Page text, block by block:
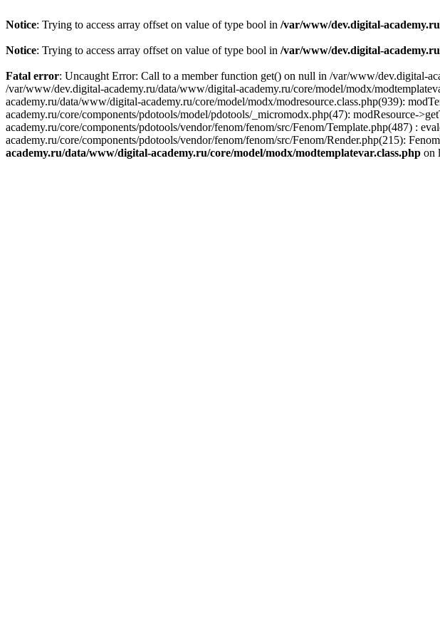
Notice: Trying to access array offset on value of type bool in /var/www/dev.digital-
Notice: Trying to access array offset on value of type bool in /var/www/dev.digital-
Fatal error: Uncaught Error: Call to a member function get() on null in /var/www/dev.digital-
/var/www/dev.digital-academy.ru/data/www/digital-academy.ru/core/model/modx/
academy.ru/data/www/digital-academy.ru/core/model/modx/modresource.class.php(939):
academy.ru/core/components/pdotools/model/pdotools/_micromodx.php(47): modResource-
academy.ru/core/components/pdotools/vendor/fenom/fenom/src/Fenom/Template.php(487) :
academy.ru/core/components/pdotools/vendor/fenom/fenom/src/Fenom/Render.php(215):
academy.ru/data/www/digital-academy.ru/core/model/modx/modtemplatevar.class.php on